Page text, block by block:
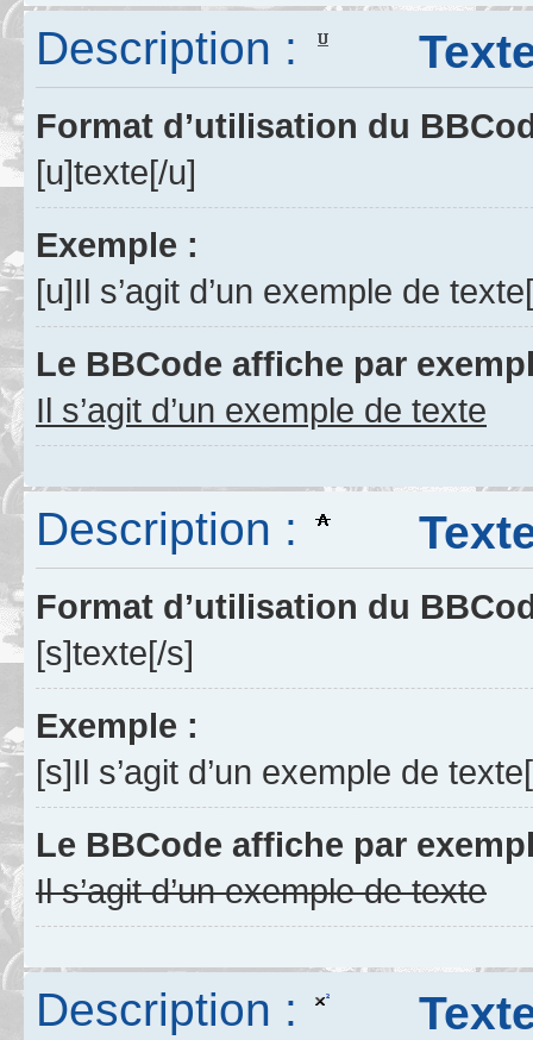
Description : Texte
Format d’utilisation du
[u]texte[/u]
Exemple :
[u]Il s’agit d’un exemple de
Le BBCode affiche par
Il s’agit d’un exemple de texte
Description : Texte
Format d’utilisation du
[s]texte[/s]
Exemple :
[s]Il s’agit d’un exemple de
Le BBCode affiche par
Il s’agit d’un exemple de texte
Description : Texte